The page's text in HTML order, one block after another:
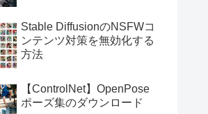
Stable DiffusionのNSFWコ
ンテンツ対策を無効化する
方法
【ControlNet】OpenPose
ポーズ集のダウンロード